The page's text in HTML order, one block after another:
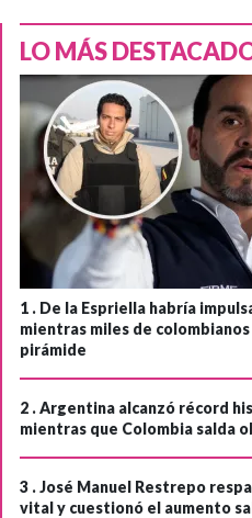
LO MÁS
1 . De la Espriella habría
mientras miles de
pirámide
2 .Argentina alcanzó récord
mientras que Colombia salda
3 .José Manuel Restrepo
vital y cuestionó el aumento